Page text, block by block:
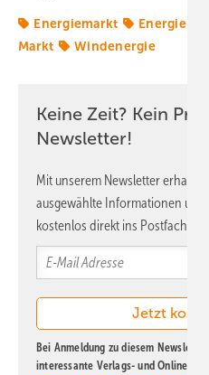
Energiemarkt
Markt
Windenergie
Keine Zeit? Kein
Newsletter!
Mit unserem Newsletter erhalten
ausgewählte Informationen und
kostenlos direkt ins Postfach.
Bei Anmeldung zu diesem
interessante Verlags- und Online-